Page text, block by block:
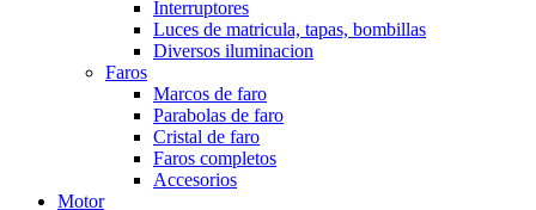
Interruptores
Luces de matricula, tapas, bombillas
Diversos iluminacion
Faros
Marcos de faro
Parabolas de faro
Cristal de faro
Faros completos
Accesorios
Motor